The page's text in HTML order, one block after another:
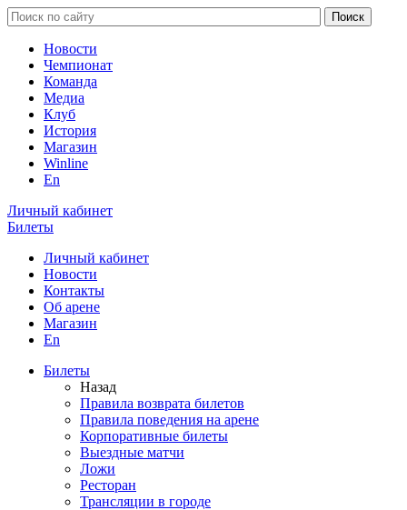
Новости
Чемпионат
Команда
Медиа
Клуб
История
Магазин
Winline
En
Личный кабинет
Билеты
Личный кабинет
Новости
Контакты
Об арене
Магазин
En
Билеты
Назад
Правила возврата билетов
Правила поведения на арене
Корпоративные билеты
Выездные матчи
Ложи
Ресторан
Трансляции в городе